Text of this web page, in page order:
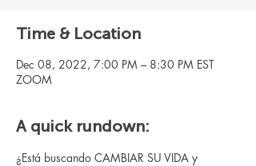
Time & Location
Dec 08, 2022, 7:00 PM – 8:30 PM EST
ZOOM
A quick rundown:
¿Está buscando CAMBIAR SU VIDA y